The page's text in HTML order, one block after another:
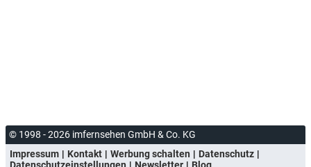
© 1998 - 2026 imfernsehen GmbH & Co. KG
Impressum
Kontakt Werbung schalten
Datenschutz